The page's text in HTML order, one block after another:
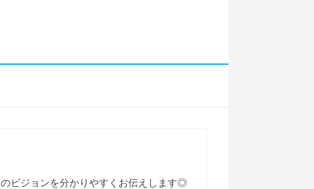
ビジョンを分かりやすくお伝えします◎